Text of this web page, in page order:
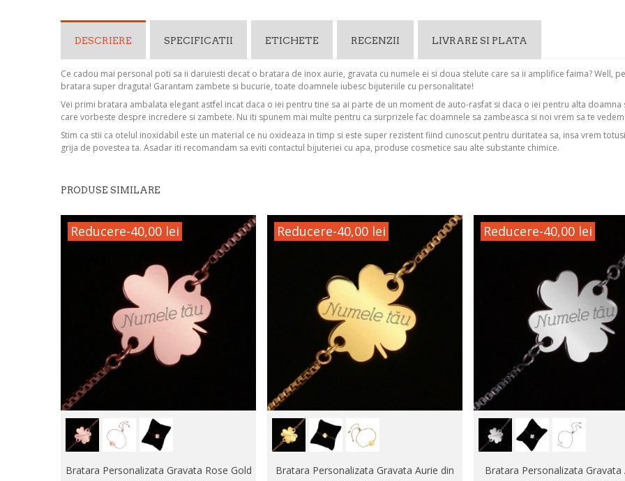
DESCRIERE SPECIFICATII ETICHETE RECENZII LIVRARE SI PLATA
Ce cadou mai personal poti sa ii daruiesti decat o bratara de inox aurie, gravata cu numele ei si doua stelute care sa ii amplifice faima? Well,
bratara super draguta! Garantam zambete si bucurie, toate doamnele iubesc bijuteriile cu personalitate!
Vei primi bratara ambalata elegant astfel incat daca o iei pentru tine sa ai parte de un moment de auto-rasfat si daca o iei pentru alta
care vorbeste despre incredere si zambete. Nu iti spunem mai multe pentru ca surprizele fac doamnele sa zambeasca si noi vrem sa te
Stim ca stii ca otelul inoxidabil este un material ce nu oxideaza in timp si este super rezistent fiind cunoscut pentru duritatea sa, insa vrem
grija de povestea ta. Asadar iti recomandam sa eviti contactul bijuteriei cu apa, produse cosmetice sau alte substante chimice.
PRODUSE SIMILARE
Reducere-40,00 lei
Bratara Personalizata Gravata Rose Gold
Reducere-40,00 lei
Bratara Personalizata Gravata Aurie din
Reducere-40,00 lei
Bratara Personalizata Gravata